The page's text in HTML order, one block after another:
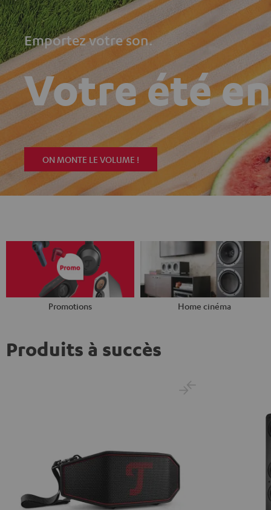
Emportez votre son.
Votre été
ON MONTE LE VOLUME !
Promotions Home cinéma
Produits à succès